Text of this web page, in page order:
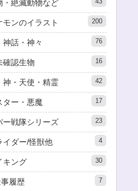
・絶滅動物など
ンのイラスト 200
神話・神々 76
確認生物 16
神・天使・精霊 42
ター・悪魔 17
ー戦隊シリーズ 23
イダー/怪獣他 4
キング 30
履歴 7